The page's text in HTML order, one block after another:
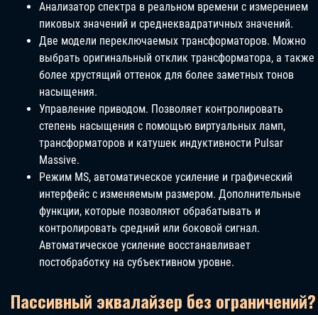
Анализатор спектра в реальном времени с измерением
пиковых значений и среднеквадратичных значений.
Две модели переключаемых трансформаторов. Можно
выбрать оригинальный отклик трансформатора, а также
более хрустящий оттенок для более заметных тонов
насыщения.
Управление приводом. Позволяет контролировать
степень насыщения с помощью виртуальных ламп,
трансформаторов и катушек индуктивности Pulsar
Massive.
Режим MS, автоматическое усиление и графический
интерфейс с изменяемым размером. Дополнительные
функции, которые позволяют обрабатывать и
контролировать средний или боковой сигнал.
Автоматическое усиление восстанавливает
постобработку на субъективном уровне.
Пассивный эквалайзер без ограничений?